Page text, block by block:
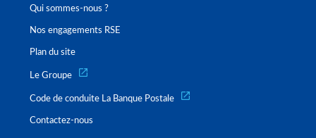
Qui sommes-nous ?
Nos engagements RSE
Plan du site
Le Groupe
Code de conduite La Banque Postale
Contactez-nous